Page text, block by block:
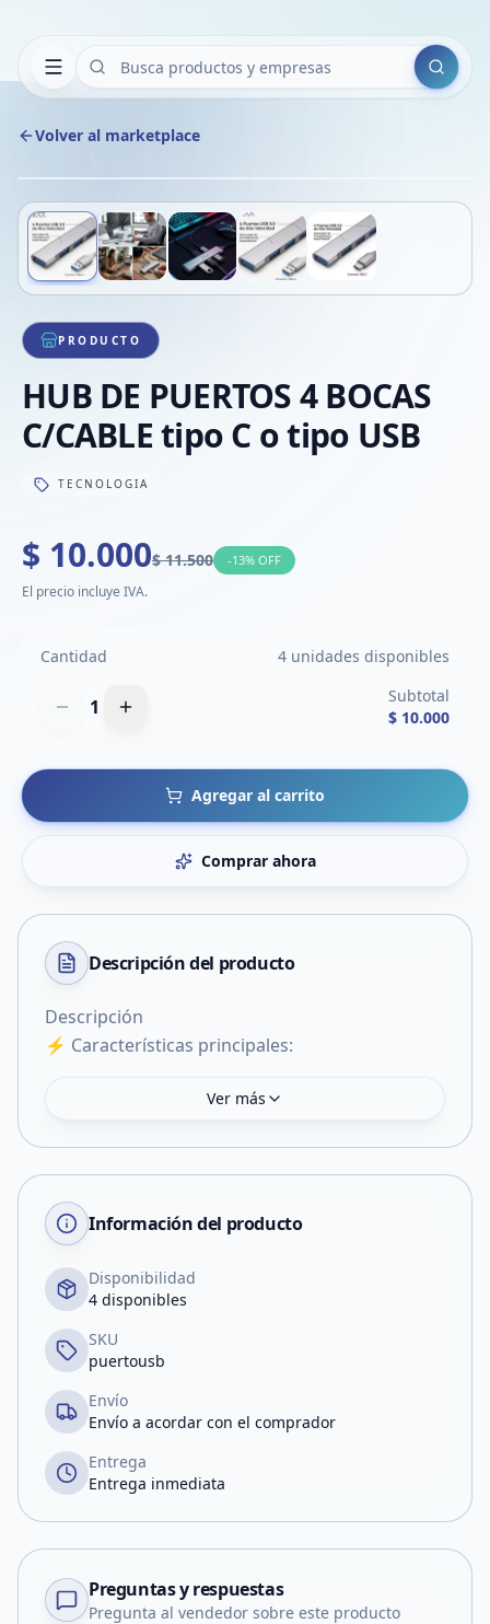
Buscar
Volver al marketplace
1/5
PRODUCTO
HUB DE PUERTOS 4 BOCAS
C/CABLE tipo C o tipo USB
TECNOLOGIA
$ 10.000$ 11.500 -13% OFF
El precio incluye IVA.
Cantidad 4 unidades disponibles
1
Subtotal
$ 10.000
Agregar al carrito
Comprar ahora
Descripción del producto
Descripción
Ver más
Información del producto
Disponibilidad
4 disponibles
SKU
puertousb
Envío
Envío a acordar con el comprador
Entrega
Entrega inmediata
Preguntas y respuestas
Pregunta al vendedor sobre este producto